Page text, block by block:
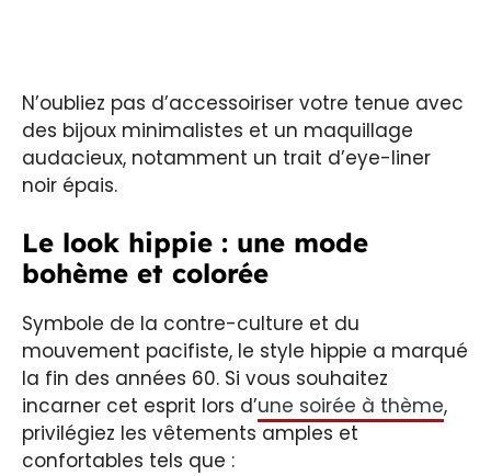
N’oubliez pas d’accessoiriser votre tenue avec
des bijoux minimalistes et un maquillage
audacieux, notamment un trait d’eye-liner
noir épais.
Le look hippie : une mode
bohème et colorée
Symbole de la contre-culture et du
mouvement pacifiste, le style hippie a marqué
la fin des années 60. Si vous souhaitez
incarner cet esprit lors d’une soirée à thème,
privilégiez les vêtements amples et
confortables tels que :